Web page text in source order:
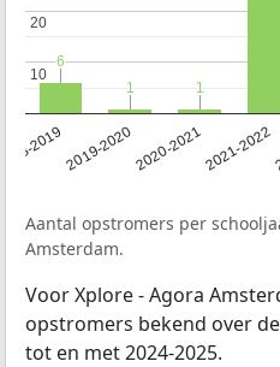
20192019-20202020-20212021-2022
10
10
20
20
6
6
1
1 1
1
Aantal opstromers per
Amsterdam.
Voor Xplore - Agora
opstromers bekend over
tot en met 2024-2025.